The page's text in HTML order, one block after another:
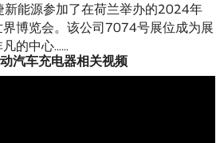
能源参加了在荷兰举办的2024年
博览会。该公司7074号展位成为展
的中心……
汽车充电器相关视频